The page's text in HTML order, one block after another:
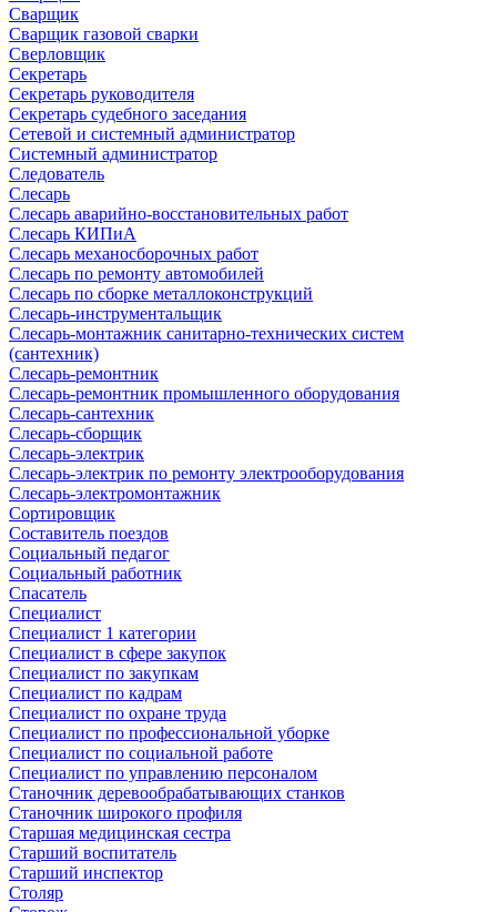
Сварщик
Сварщик газовой сварки
Сверловщик
Секретарь
Секретарь руководителя
Секретарь судебного заседания
Сетевой и системный администратор
Системный администратор
Следователь
Слесарь
Слесарь аварийно-восстановительных работ
Слесарь КИПиА
Слесарь механосборочных работ
Слесарь по ремонту автомобилей
Слесарь по сборке металлоконструкций
Слесарь-инструментальщик
Слесарь-монтажник санитарно-технических систем
(сантехник)
Слесарь-ремонтник
Слесарь-ремонтник промышленного оборудования
Слесарь-сантехник
Слесарь-сборщик
Слесарь-электрик
Слесарь-электрик по ремонту электрооборудования
Слесарь-электромонтажник
Сортировщик
Составитель поездов
Социальный педагог
Социальный работник
Спасатель
Специалист
Специалист 1 категории
Специалист в сфере закупок
Специалист по закупкам
Специалист по кадрам
Специалист по охране труда
Специалист по профессиональной уборке
Специалист по социальной работе
Специалист по управлению персоналом
Станочник деревообрабатывающих станков
Станочник широкого профиля
Старшая медицинская сестра
Старший воспитатель
Старший инспектор
Столяр